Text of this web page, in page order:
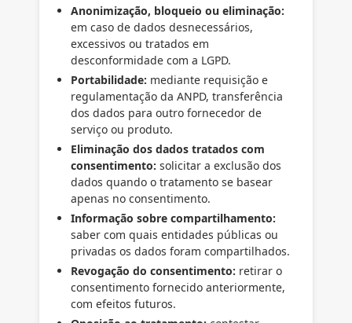
Anonimização, bloqueio ou eliminação:
em caso de dados desnecessários,
excessivos ou tratados em
desconformidade com a LGPD.
Portabilidade: mediante requisição e
regulamentação da ANPD, transferência
dos dados para outro fornecedor de
serviço ou produto.
Eliminação dos dados tratados com
consentimento: solicitar a exclusão dos
dados quando o tratamento se basear
apenas no consentimento.
Informação sobre compartilhamento:
saber com quais entidades públicas ou
privadas os dados foram compartilhados.
Revogação do consentimento: retirar o
consentimento fornecido anteriormente,
com efeitos futuros.